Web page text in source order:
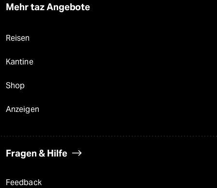
Mehr taz Angebote
Reisen
Kantine
Shop
Anzeigen
Fragen & Hilfe
Feedback